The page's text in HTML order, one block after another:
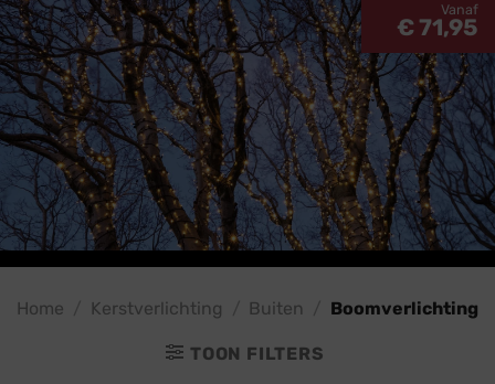
Vanaf
€ 71,95
Home Kerstverlichting Buiten Boomverlichting
TOON FILTERS